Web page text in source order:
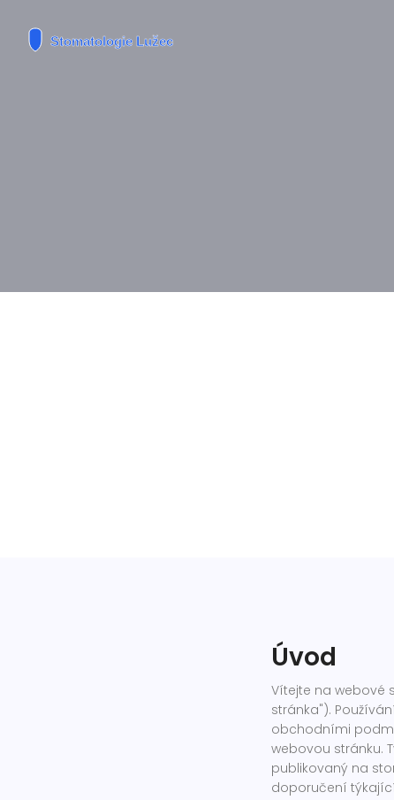
Úvod
Vítejte na webové
stránka").
obchodními
webovou stránku.
publikovaný na
doporučení